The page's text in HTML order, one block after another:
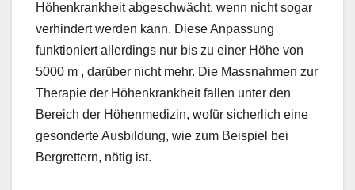
Höhenkrankheit abgeschwächt, wenn nicht sogar
verhindert werden kann. Diese Anpassung
funktioniert allerdings nur bis zu einer Höhe von
5000 m , darüber nicht mehr. Die Massnahmen zur
Therapie der Höhenkrankheit fallen unter den
Bereich der Höhenmedizin, wofür sicherlich eine
gesonderte Ausbildung, wie zum Beispiel bei
Bergrettern, nötig ist.